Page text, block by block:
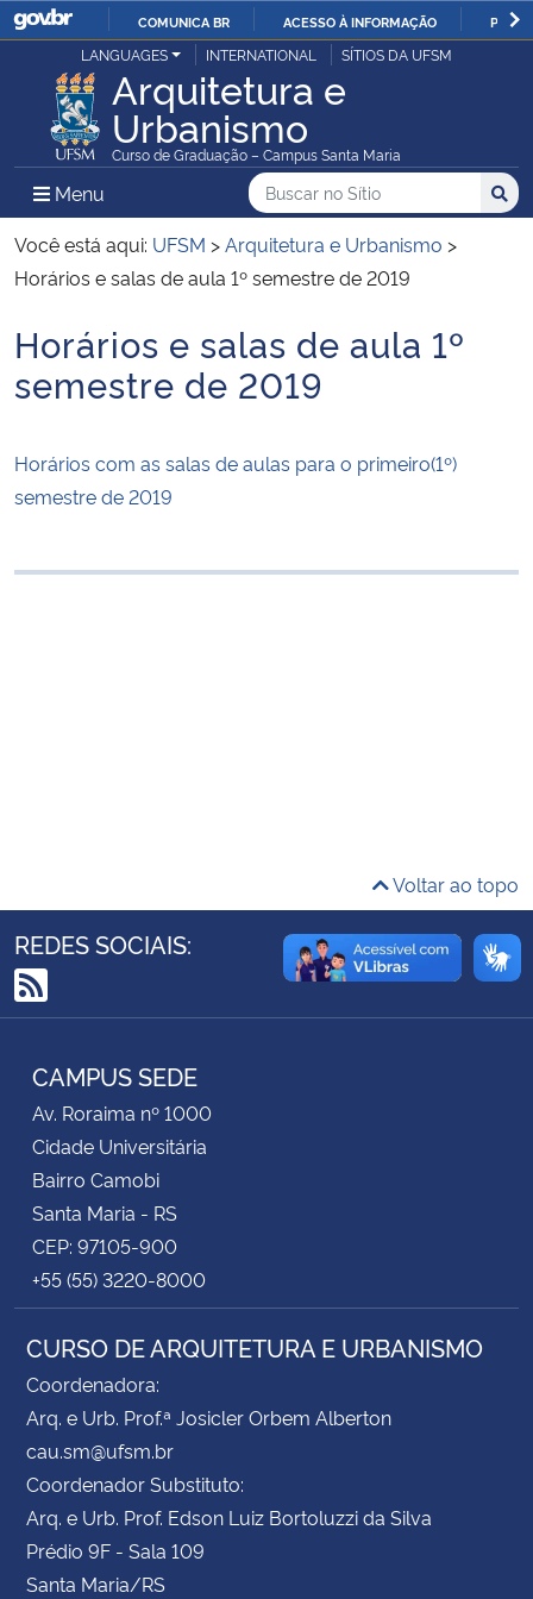
IR
PARA
O
CONTEÚDO
COMUNICA BR ACESSO À INFORMAÇÃO
Ministério da Justiça e Segurança Pública
Ministério da Defesa
Ministério das Relações Exteriores
Ministério da Infraestrutura
Ministério da Educação
Controladoria-Geral da União
Secretaria-Geral
Secretaria de Governo
Gabinete de Segurança Institucional
Advocacia-Geral da União
Planalto
LANGUAGES INTERNATIONAL SÍTIOS DA UFSM
Arquitetura e
Urbanismo
Curso de Graduação – Campus Santa Maria
Menu Menu Principal do Sítio
Busca
Buscar no no Sítio
Busca:
Você está aqui: UFSM >Arquitetura e Urbanismo >
Horários e salas de aula 1º semestre de 2019
Início do conteúdo
Horários e salas de aula 1º
semestre de 2019
Horários com as salas de aulas para o primeiro(1º)
semestre de 2019
Voltar ao topo
REDES SOCIAIS:
RSS
CAMPUS SEDE
Av. Roraima nº 1000
Cidade Universitária
Bairro Camobi
Santa Maria - RS
CEP: 97105-900
+55 (55) 3220-8000
CURSO DE ARQUITETURA E URBANISMO
Coordenadora:
Arq. e Urb. Prof.ª Josicler Orbem Alberton
cau.sm@ufsm.br
Coordenador Substituto:
Arq. e Urb. Prof. Edson Luiz Bortoluzzi da Silva
Prédio 9F - Sala 109
Santa Maria/RS